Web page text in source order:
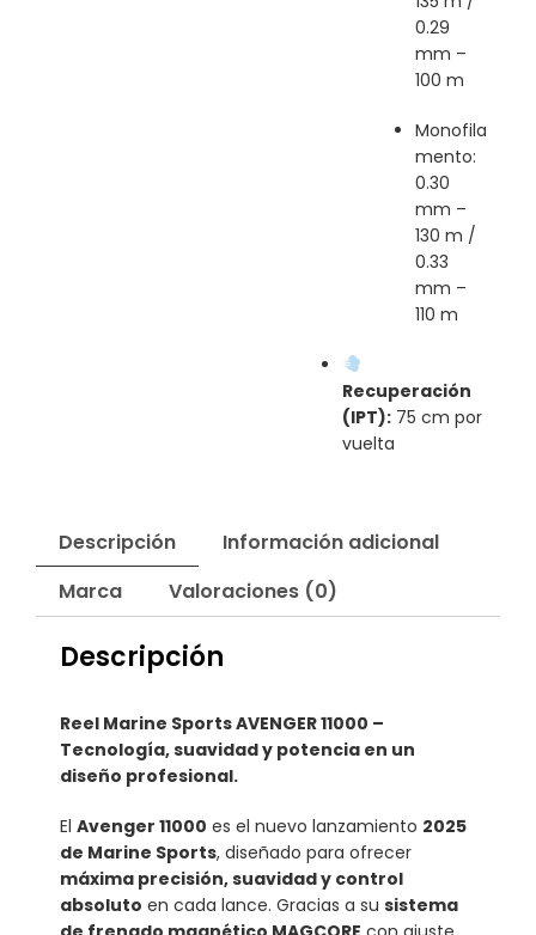
0.29
mm –
100 m
Monofila
mento:
0.30
mm –
130 m /
0.33
mm –
110 m
Recuperación
(IPT): 75 cm por
vuelta
Descripción
Información adicional
Marca
Valoraciones (0)
Descripción
Reel Marine Sports AVENGER 11000 –
Tecnología, suavidad y potencia en un
diseño profesional.
El Avenger 11000 es el nuevo lanzamiento 2025
de Marine Sports, diseñado para ofrecer
máxima precisión, suavidad y control
absoluto en cada lance. Gracias a su sistema